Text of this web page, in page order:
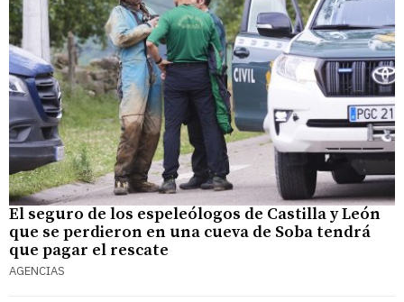
El seguro de los espeleólogos de Castilla y León
que se perdieron en una cueva de Soba tendrá
que pagar el rescate
AGENCIAS